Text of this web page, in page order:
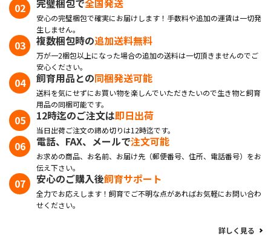
完璧梱包で全国発送
安心の完璧梱包で確実にお届けします！手数料や追加の運賃は一切発
生しません。
複数梱包時の追加送料無料
万が一2梱包以上になった場合の追加の送料は一切頂きませんのでご
安心ください。
飼育用品との同梱発送可能
送料を気にせずにお買い物を楽しんでいただきたいので生き物と飼育
用品の同梱可能です。
12時迄のご注文は即日出荷
当日出荷ご注文の締め切りは12時迄です。
電話、FAX、メールで注文可能
お求めの商品、お名前、お届け先（郵便番号、住所、電話番号）をお
伝え下さい。
安心のご購入後飼育サポート
全力でお応えします！飼育でご不明な点があればお気軽にお問い合わ
せください。
詳しく見る